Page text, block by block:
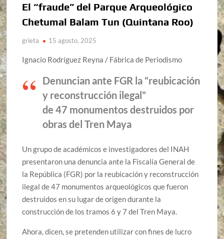
El “fraude” del Parque Arqueológico
Chetumal Balam Tun (Quintana Roo)
grieta 15 agosto, 2025
Ignacio Rodríguez Reyna / Fábrica de Periodismo
Denuncian ante FGR la “reubicación
y reconstrucción ilegal”
de 47 monumentos destruidos por
obras del Tren Maya
Un grupo de académicos e investigadores del INAH
presentaron una denuncia ante la Fiscalía General de
la República (FGR) por la reubicación y reconstrucción
ilegal de 47 monumentos arqueológicos que fueron
destruidos en su lugar de origen durante la
construcción de los tramos 6 y 7 del Tren Maya.
Ahora, dicen, se pretenden utilizar con fines de lucro